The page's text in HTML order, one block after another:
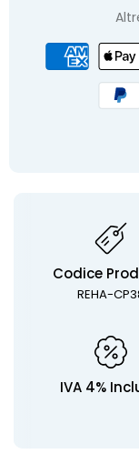
Codice
REHA-
IVA 4%